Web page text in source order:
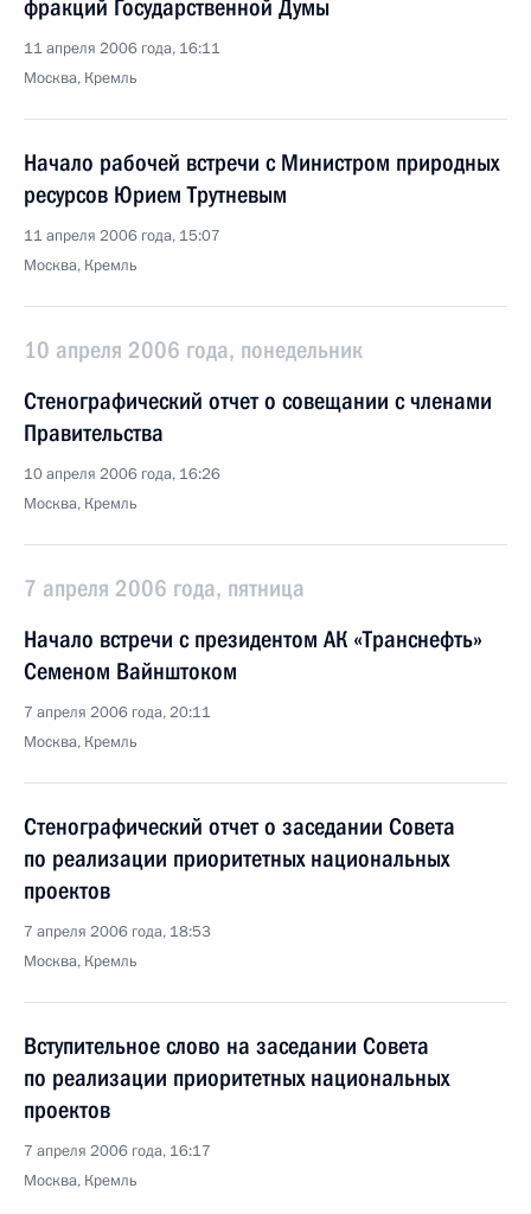
фракций Государственной Думы
11 апреля 2006 года, 16:11
Москва, Кремль
Начало рабочей встречи с Министром природных
ресурсов Юрием Трутневым
11 апреля 2006 года, 15:07
Москва, Кремль
10 апреля 2006 года, понедельник
Стенографический отчет о совещании с членами
Правительства
10 апреля 2006 года, 16:26
Москва, Кремль
7 апреля 2006 года, пятница
Начало встречи с президентом АК «Транснефть»
Семеном Вайнштоком
7 апреля 2006 года, 20:11
Москва, Кремль
Стенографический отчет о заседании Совета
по реализации приоритетных национальных
проектов
7 апреля 2006 года, 18:53
Москва, Кремль
Вступительное слово на заседании Совета
по реализации приоритетных национальных
проектов
7 апреля 2006 года, 16:17
Москва, Кремль